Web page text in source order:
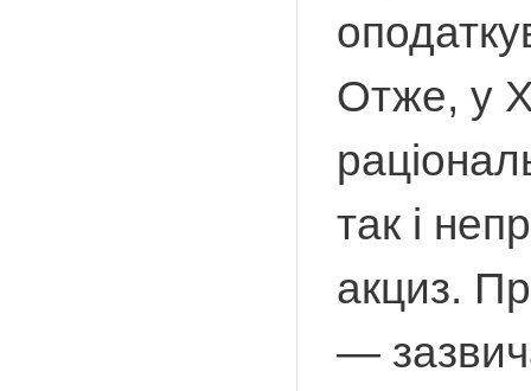
Отже, у
так і
акциз.
—